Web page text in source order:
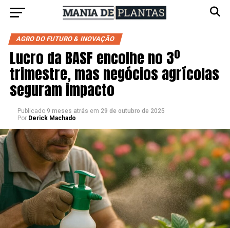
AGRO DO FUTURO & INOVAÇÃO
Lucro da BASF encolhe no 3º
trimestre, mas negócios agrícolas
seguram impacto
Publicado 9 meses atrás em 29 de outubro de 2025
Por Derick Machado